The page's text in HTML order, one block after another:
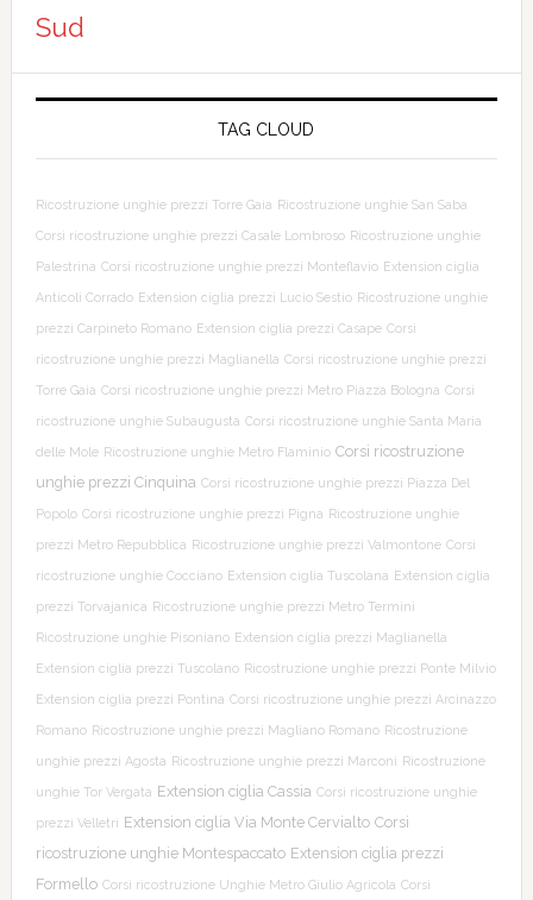
Sud
TAG CLOUD
Ricostruzione unghie prezzi Torre Gaia Ricostruzione unghie San Saba
Corsi ricostruzione unghie prezzi Casale Lombroso Ricostruzione unghie
Palestrina Corsi ricostruzione unghie prezzi Monteflavio Extension ciglia
Anticoli Corrado Extension ciglia prezzi Lucio Sestio Ricostruzione unghie
prezzi Carpineto Romano Extension ciglia prezzi Casape Corsi
ricostruzione unghie prezzi Maglianella Corsi ricostruzione unghie prezzi
Torre Gaia Corsi ricostruzione unghie prezzi Metro Piazza Bologna Corsi
ricostruzione unghie Subaugusta Corsi ricostruzione unghie Santa Maria
delle Mole Ricostruzione unghie Metro Flaminio Corsi ricostruzione
unghie prezzi Cinquina Corsi ricostruzione unghie prezzi Piazza Del
Popolo Corsi ricostruzione unghie prezzi Pigna Ricostruzione unghie
prezzi Metro Repubblica Ricostruzione unghie prezzi Valmontone Corsi
ricostruzione unghie Cocciano Extension ciglia Tuscolana Extension ciglia
prezzi Torvajanica Ricostruzione unghie prezzi Metro Termini
Ricostruzione unghie Pisoniano Extension ciglia prezzi Maglianella
Extension ciglia prezzi Tuscolano Ricostruzione unghie prezzi Ponte Milvio
Extension ciglia prezzi Pontina Corsi ricostruzione unghie prezzi Arcinazzo
Romano Ricostruzione unghie prezzi Magliano Romano Ricostruzione
unghie prezzi Agosta Ricostruzione unghie prezzi Marconi Ricostruzione
unghie Tor Vergata Extension ciglia Cassia Corsi ricostruzione unghie
prezzi Velletri Extension ciglia Via Monte Cervialto Corsi
ricostruzione unghie Montespaccato Extension ciglia prezzi
Formello Corsi ricostruzione Unghie Metro Giulio Agricola Corsi